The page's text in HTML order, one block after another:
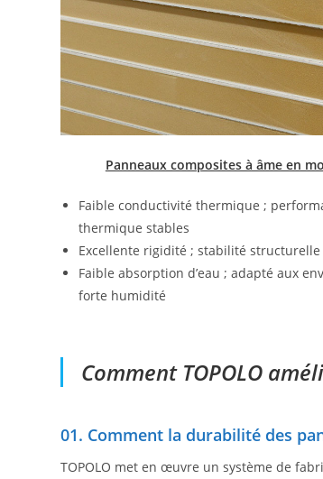
Panneaux composites à âme en
Faible conductivité thermique ;
thermique stables
Excellente rigidité ; stabilité
Faible absorption d’eau ; adapté aux
forte humidité
Comment TOPOLO
01. Comment la durabilité des
TOPOLO met en œuvre un système de